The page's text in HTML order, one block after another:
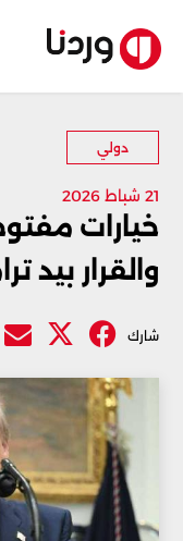
دولي
21 شباط 2026
خيارات
والقرار بيد
شارك